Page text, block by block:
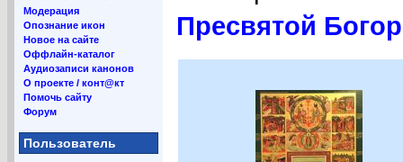
Модерация
Опознание икон
Новое на сайте
Оффлайн-каталог
Аудиозаписи канонов
О проекте / конт@кт
Помочь сайту
Форум
Пользователь
Пресвятой